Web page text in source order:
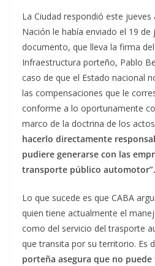
La Ciudad respondió este
Nación le había enviado el 19 de
documento, que lleva la firma
Infraestructura porteño, Pablo
caso de que el Estado nacional
las compensaciones que le
conforme a lo oportunamente
marco de la doctrina de los
hacerlo directamente
pudiere generarse con las
transporte público automotor”.
Lo que sucede es que CABA
quien tiene actualmente el
como del servicio del trasporte
que transita por su territorio. Es
porteña asegura que no